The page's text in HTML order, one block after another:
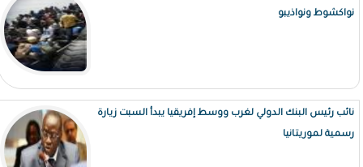
نواكشوط ونواذيبو
نائب رئيس البنك الدولي لغرب ووسط إفريقيا يبدأ السبت زيارة
رسمية لموريتانيا